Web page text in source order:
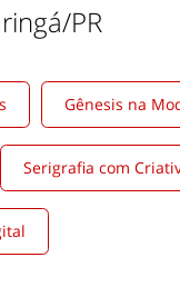
PR
Gênesis na
Serigrafia com